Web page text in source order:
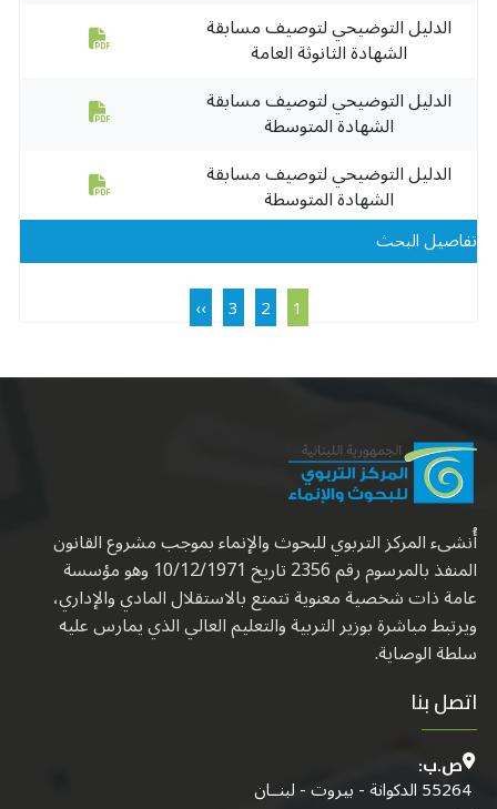
تفاصيل البحث
الدليل التوضيحي لتوصيف مسابقة
الشهادة الثانوثة العامة
الدليل التوضيحي لتوصيف مسابقة
الشهادة المتوسطة
الدليل التوضيحي لتوصيف مسابقة
الشهادة المتوسطة
Current page1
Page
2
Page
3
Next page
››
أُنشىء المركز التربوي للبحوث والإنماء بموجب مشروع القانون
المنفذ بالمرسوم رقم 2356 تاريخ 10/12/1971 وهو مؤسسة
عامة ذات شخصية معنوية تتمتع بالاستقلال المادي والإداري،
ويرتبط مباشرة بوزير التربية والتعليم العالي الذي يمارس عليه
سلطة الوصاية.
اتصل بنا
ص.ب:
55264 الدكوانة - بيروت - لبنــان